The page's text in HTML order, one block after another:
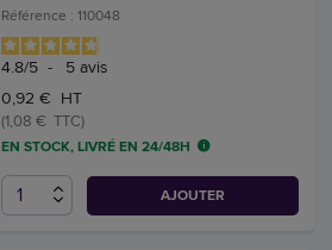
Référence : 110048
4.8/5 - 5 avis
0,92 € HT
(1,08 € TTC)
EN STOCK, LIVRÉ EN 24/48H
AJOUTER